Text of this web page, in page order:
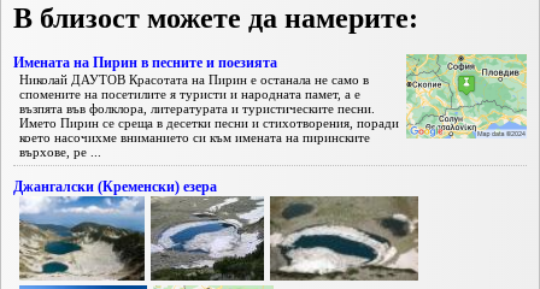
В близост можете да намерите:
Имената на Пирин в песните и поезията
Николай ДАУТОВ Красотата на Пирин е останала не само в
спомените на посетилите я туристи и народната памет, a е
възпята във фолклора, литературата и туристическите песни.
Името Пирин се среща в десетки песни и стихотворения, поради
което насочихме вниманието си към имената на пиринските
върхове, ре ...
Джангалски (Кременски) езера